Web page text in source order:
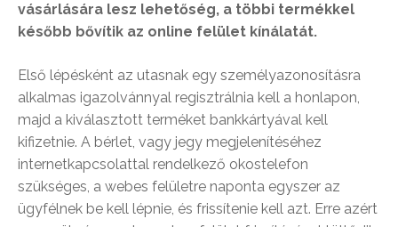
vásárlására lesz lehetőség, a többi termékkel
később bővítik az online felület kínálatát.
Első lépésként az utasnak egy személyazonosításra
alkalmas igazolvánnyal regisztrálnia kell a honlapon,
majd a kiválasztott terméket bankkártyával kell
kifizetnie. A bérlet, vagy jegy megjelenítéséhez
internetkapcsolattal rendelkező okostelefon
szükséges, a webes felületre naponta egyszer az
ügyfélnek be kell lépnie, és frissítenie kell azt. Erre azért